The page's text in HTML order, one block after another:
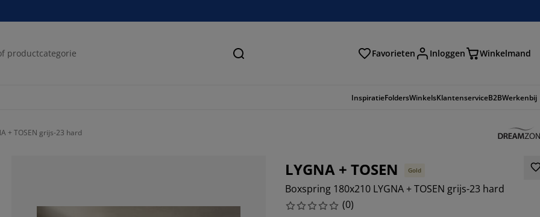
Zoeken Favorieten Inloggen Winkelmand
InspiratieFoldersWinkelsKlantenserviceB2BWerkenbij
+ TOSEN grijs-23 hard
LYGNA + TOSEN Gold
Boxspring 180x210 LYGNA + TOSEN grijs-23 hard
(0)